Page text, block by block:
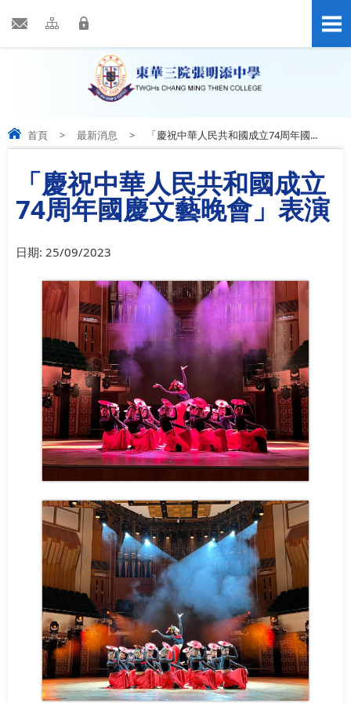
首頁 > 最新消息 > 「慶祝中華人民共和國成立74周年國...
「慶祝中華人民共和國成立
74周年國慶文藝晚會」表演
日期: 25/09/2023